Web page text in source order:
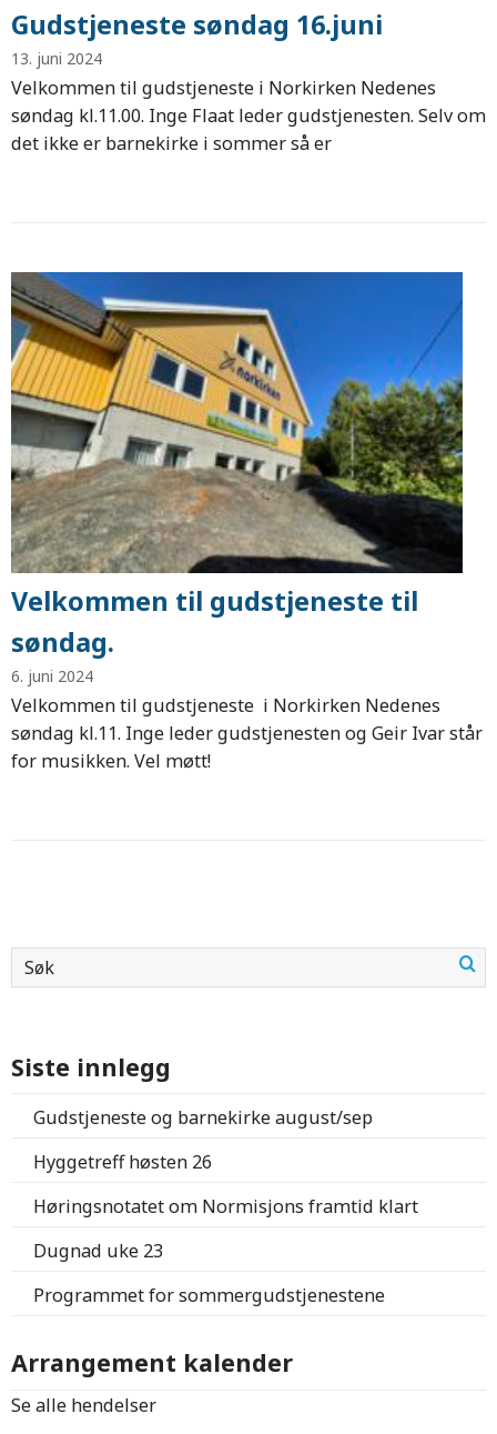
Gudstjeneste søndag 16.juni
13. juni 2024
Velkommen til gudstjeneste i Norkirken Nedenes
søndag kl.11.00. Inge Flaat leder gudstjenesten. Selv om
det ikke er barnekirke i sommer så er
Velkommen til gudstjeneste til
søndag.
6. juni 2024
Velkommen til gudstjeneste i Norkirken Nedenes
søndag kl.11. Inge leder gudstjenesten og Geir Ivar står
for musikken. Vel møtt!
Siste innlegg
Gudstjeneste og barnekirke august/sep
Hyggetreff høsten 26
Høringsnotatet om Normisjons framtid klart
Dugnad uke 23
Programmet for sommergudstjenestene
Arrangement kalender
Se alle hendelser